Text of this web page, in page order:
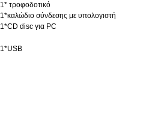
1* τροφοδοτικό
1*καλώδιο σύνδεσης με υπολογιστή
1*CD disc για PC
1*USB